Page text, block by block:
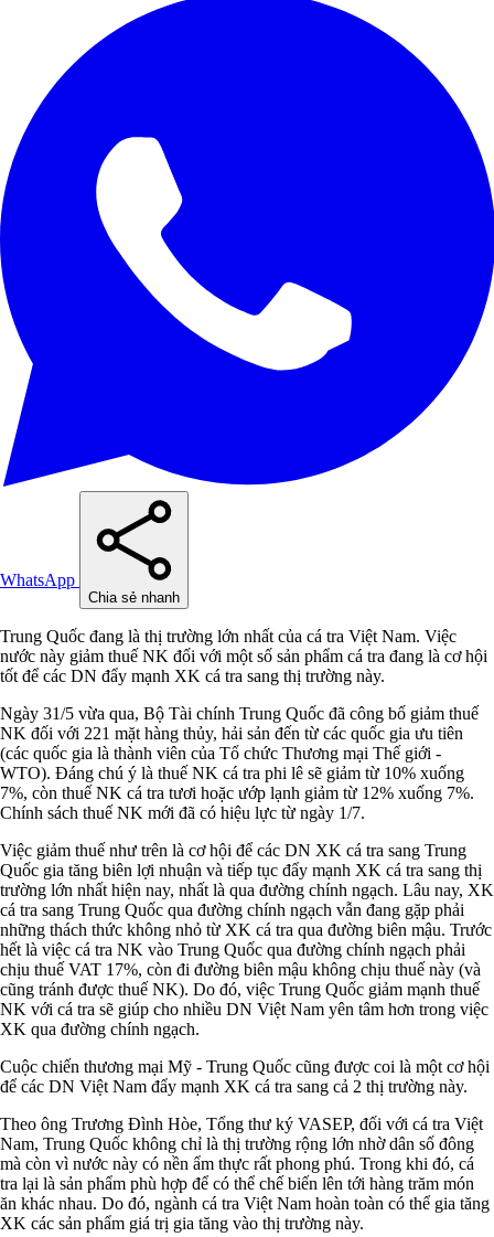
WhatsApp
Chia sẻ nhanh
Trung Quốc đang là thị trường lớn nhất của cá tra Việt Nam. Việc
nước này giảm thuế NK đối với một số sản phẩm cá tra đang là cơ hội
tốt để các DN đẩy mạnh XK cá tra sang thị trường này.
Ngày 31/5 vừa qua, Bộ Tài chính Trung Quốc đã công bố giảm thuế
NK đối với 221 mặt hàng thủy, hải sản đến từ các quốc gia ưu tiên
(các quốc gia là thành viên của Tổ chức Thương mại Thế giới -
WTO). Đáng chú ý là thuế NK cá tra phi lê sẽ giảm từ 10% xuống
7%, còn thuế NK cá tra tươi hoặc ướp lạnh giảm từ 12% xuống 7%.
Chính sách thuế NK mới đã có hiệu lực từ ngày 1/7.
Việc giảm thuế như trên là cơ hội để các DN XK cá tra sang Trung
Quốc gia tăng biên lợi nhuận và tiếp tục đẩy mạnh XK cá tra sang thị
trường lớn nhất hiện nay, nhất là qua đường chính ngạch. Lâu nay, XK
cá tra sang Trung Quốc qua đường chính ngạch vẫn đang gặp phải
những thách thức không nhỏ từ XK cá tra qua đường biên mậu. Trước
hết là việc cá tra NK vào Trung Quốc qua đường chính ngạch phải
chịu thuế VAT 17%, còn đi đường biên mậu không chịu thuế này (và
cũng tránh được thuế NK). Do đó, việc Trung Quốc giảm mạnh thuế
NK với cá tra sẽ giúp cho nhiều DN Việt Nam yên tâm hơn trong việc
XK qua đường chính ngạch.
Cuộc chiến thương mại Mỹ - Trung Quốc cũng được coi là một cơ hội
để các DN Việt Nam đẩy mạnh XK cá tra sang cả 2 thị trường này.
Theo ông Trương Đình Hòe, Tổng thư ký VASEP, đối với cá tra Việt
Nam, Trung Quốc không chỉ là thị trường rộng lớn nhờ dân số đông
mà còn vì nước này có nền ẩm thực rất phong phú. Trong khi đó, cá
tra lại là sản phẩm phù hợp để có thể chế biến lên tới hàng trăm món
ăn khác nhau. Do đó, ngành cá tra Việt Nam hoàn toàn có thể gia tăng
XK các sản phẩm giá trị gia tăng vào thị trường này.